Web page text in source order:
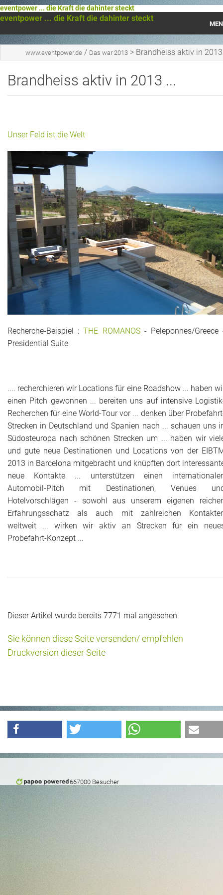
eventpower ... die Kraft die dahinter steckt
eventpower ... die Kraft die dahinter steckt
Startseite
Das war 2021
Das war 2019
Das war 2018
Das war 2017
Das war 2016
Das war 2015
Das war 2014
Das war 2013
Das war 2012
Das war 2011
eventpower World
Services + Locations
Projekte + Kunden
Historie + Gegenwart
Presse + Medien
Images : ep Bildergalerien
Peter's "on-the-road" Tipps
Impressum
www.eventpower.de / Das war 2013 > Brandheiss aktiv in
Brandheiss aktiv in 2013 ...
Unser Feld ist die Welt
Recherche-Beispiel :THE ROMANOS- Peleponnes/Greece
Presidential Suite
.... recherchieren wir Locations für eine Roadshow ... haben
einen Pitch gewonnen ... bereiten uns auf intensive
Recherchen für eine World-Tour vor ... denken über
Strecken in Deutschland und Spanien nach ... schauen uns
Südosteuropa nach schönen Strecken um ... haben wir
und gute neue Destinationen und Locations von der
2013 in Barcelona mitgebracht und knüpften dort
neue Kontakte ... unterstützen einen
Automobil-Pitch mit Destinationen, Venues
Hotelvorschlägen - sowohl aus unserem eigenen
Erfahrungsschatz als auch mit zahlreichen
weltweit ... wirken wir aktiv an Strecken für ein
Probefahrt-Konzept ...
Dieser Artikel wurde bereits 7771 mal angesehen.
Sie können diese Seite versenden/ empfehlen
Druckversion dieser Seite
667000 Besucher